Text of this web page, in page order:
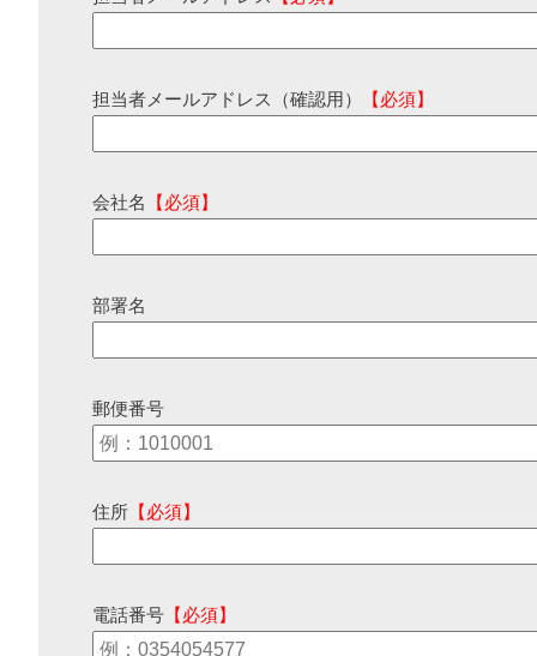
担当者メールアドレス（確認用） 【必須】
会社名 【必須】
部署名
郵便番号
住所 【必須】
電話番号 【必須】